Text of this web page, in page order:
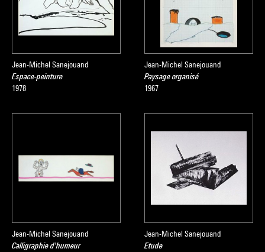
Jean-Michel Sanejouand
Espace-peinture
1978
Jean-Michel Sanejouand
Paysage organisé
1967
Jean-Michel Sanejouand
Calligraphie d'humeur
Jean-Michel Sanejouand
Etude